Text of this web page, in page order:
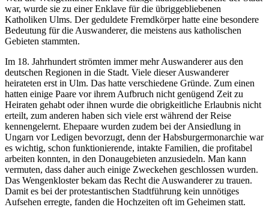
war, wurde sie zu einer Enklave für die übriggebliebenen
Katholiken Ulms. Der geduldete Fremdkörper hatte eine besondere
Bedeutung für die Auswanderer, die meistens aus katholischen
Gebieten stammten.
Im 18. Jahrhundert strömten immer mehr Auswanderer aus den
deutschen Regionen in die Stadt. Viele dieser Auswanderer
heirateten erst in Ulm. Das hatte verschiedene Gründe. Zum einen
hatten einige Paare vor ihrem Aufbruch nicht genügend Zeit zu
Heiraten gehabt oder ihnen wurde die obrigkeitliche Erlaubnis nicht
erteilt, zum anderen haben sich viele erst während der Reise
kennengelernt. Ehepaare wurden zudem bei der Ansiedlung in
Ungarn vor Ledigen bevorzugt, denn der Habsburgermonarchie war
es wichtig, schon funktionierende, intakte Familien, die profitabel
arbeiten konnten, in den Donaugebieten anzusiedeln. Man kann
vermuten, dass daher auch einige Zweckehen geschlossen wurden.
Das Wengenkloster bekam das Recht die Auswanderer zu trauen.
Damit es bei der protestantischen Stadtführung kein unnötiges
Aufsehen erregte, fanden die Hochzeiten oft im Geheimen statt.